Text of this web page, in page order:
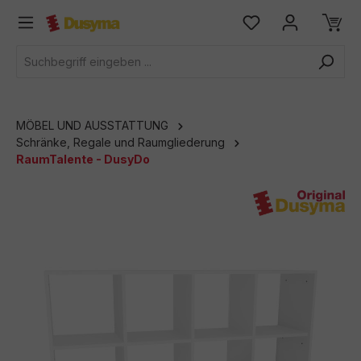
springen
MÖBEL UND AUSSTATTUNG
Schränke, Regale und Raumgliederung
RaumTalente - DusyDo